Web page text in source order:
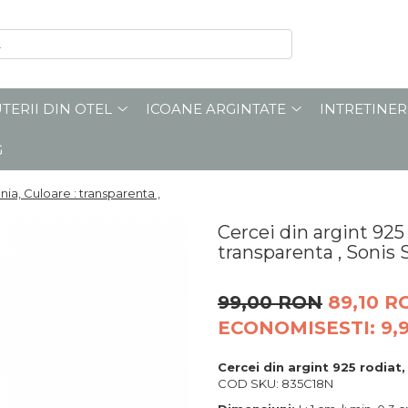
DIN OTEL ICOANE ARGINTATE
Culoare : transparenta ,
Cercei din argint
transparenta , Sonis
99,00 RON 89,10
ECONOMISESTI:
Cercei din argint 925
COD SKU: 835C18N